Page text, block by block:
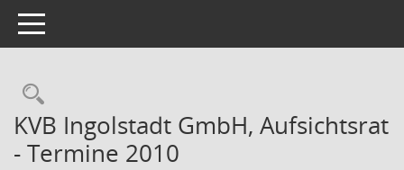
Toggle navigation
Rechercheauswahl
KVB Ingolstadt GmbH, Aufsichtsrat
- Termine 2010